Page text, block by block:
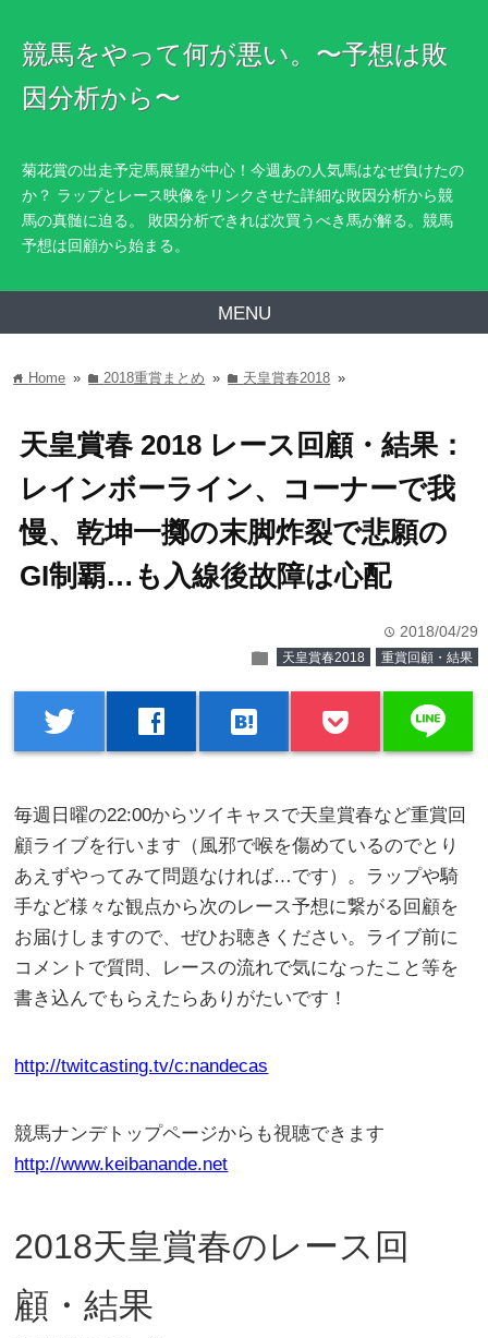
競馬をやって何が悪い。〜予想は敗
因分析から〜
菊花賞の出走予定馬展望が中心！今週あの人気馬はなぜ負けたの
か？ ラップとレース映像をリンクさせた詳細な敗因分析から競
馬の真髄に迫る。 敗因分析できれば次買うべき馬が解る。競馬
予想は回顧から始まる。
MENU
home Home » folder2018重賞まとめ » folder 天皇賞春2018 »
天皇賞春 2018 レース回顧・結果：
レインボーライン、コーナーで我
慢、乾坤一擲の末脚炸裂で悲願の
GI制覇…も入線後故障は心配
time 2018/04/29
folder 天皇賞春2018 重賞回顧・結果
twitter facebook hatenabookmark line
毎週日曜の22:00からツイキャスで天皇賞春など重賞回
顧ライブを行います（風邪で喉を傷めているのでとり
あえずやってみて問題なければ…です）。ラップや騎
手など様々な観点から次のレース予想に繋がる回顧を
お届けしますので、ぜひお聴きください。ライブ前に
コメントで質問、レースの流れで気になったこと等を
書き込んでもらえたらありがたいです！
http://twitcasting.tv/c:nandecas
競馬ナンデトップページからも視聴できます
http://www.keibanande.net
2018天皇賞春のレース回
顧・結果